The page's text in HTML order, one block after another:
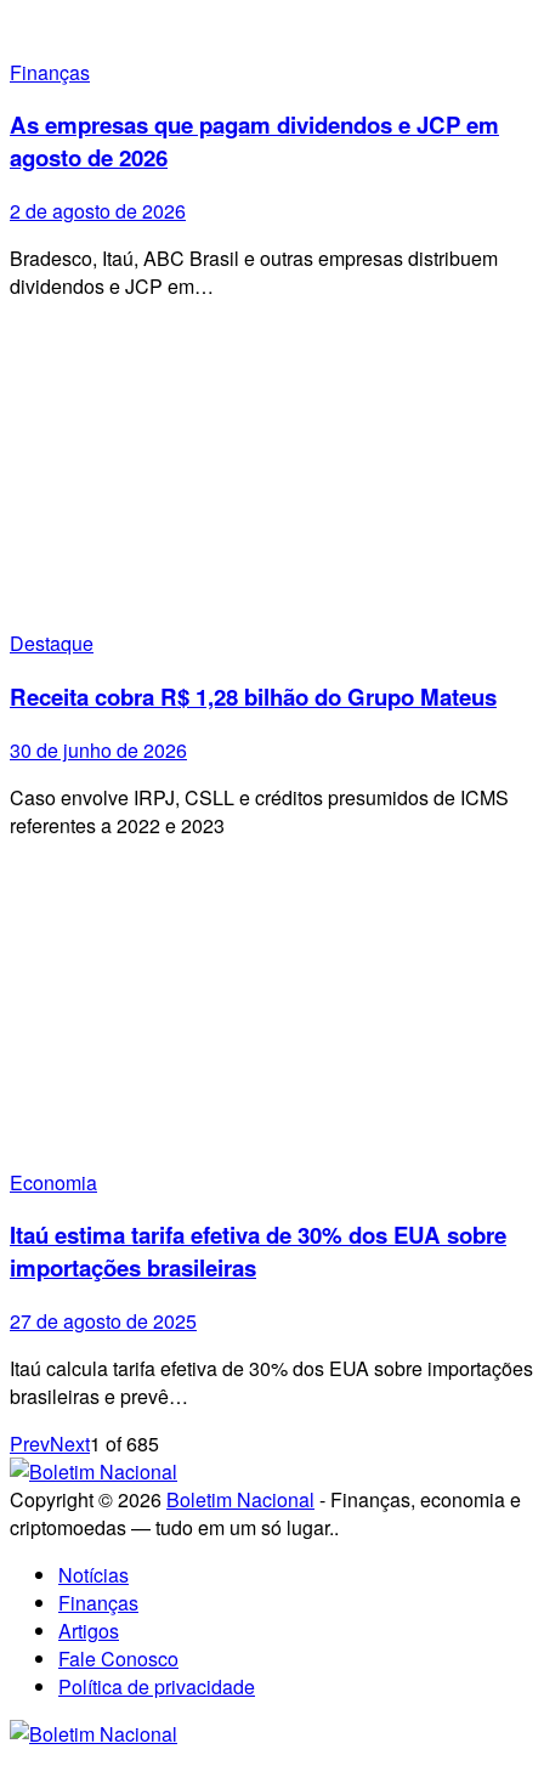
Finanças
As empresas que pagam dividendos e JCP em
agosto de 2026
2 de agosto de 2026
Bradesco, Itaú, ABC Brasil e outras empresas distribuem
dividendos e JCP em…
Destaque
Receita cobra R$ 1,28 bilhão do Grupo Mateus
30 de junho de 2026
Caso envolve IRPJ, CSLL e créditos presumidos de ICMS
referentes a 2022 e 2023
Economia
Itaú estima tarifa efetiva de 30% dos EUA sobre
importações brasileiras
27 de agosto de 2025
Itaú calcula tarifa efetiva de 30% dos EUA sobre importações
brasileiras e prevê…
PrevNext1 of685
Copyright © 2026 Boletim Nacional - Finanças, economia e
criptomoedas — tudo em um só lugar..
Notícias
Finanças
Artigos
Fale Conosco
Política de privacidade